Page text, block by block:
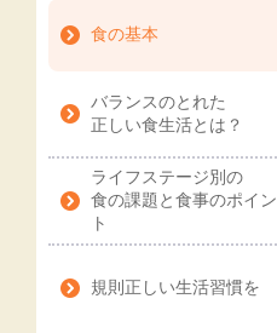
食の基本
バランスのとれた
正しい食生活とは？
ライフステージ別の
食の課題と食事のポイン
ト
規則正しい生活習慣を